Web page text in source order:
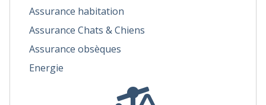
Assurance habitation
Assurance Chats & Chiens
Assurance obsèques
Energie